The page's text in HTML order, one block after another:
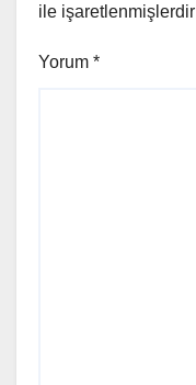
ile işaretlenmişlerdir
Yorum *